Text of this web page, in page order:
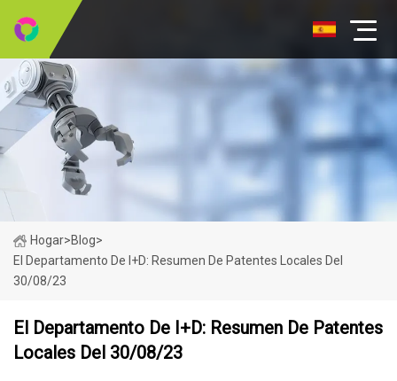
Hogar>Blog>
El Departamento De I+D: Resumen De Patentes Locales Del
30/08/23
El Departamento De I+D: Resumen De Patentes
Locales Del 30/08/23